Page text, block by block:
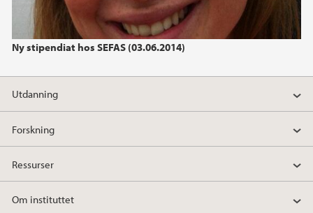
Ny stipendiat hos SEFAS (03.06.2014)
2015
2014
2013
2012
2011
2010
Utdanning
Forskning
Ressurser
Om instituttet